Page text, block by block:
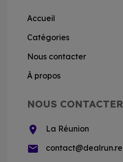
Accueil
Catégories
Nous contacter
À propos
NOUS CONTACTER
location_on La Réunion
email contact@dealrun.re